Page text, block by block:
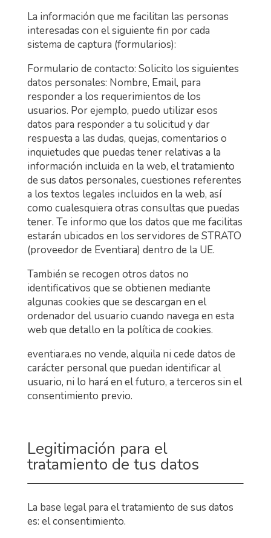
La información que me facilitan las personas
interesadas con el siguiente fin por cada
sistema de captura (formularios):
Formulario de contacto: Solicito los siguientes
datos personales: Nombre, Email, para
responder a los requerimientos de los
usuarios. Por ejemplo, puedo utilizar esos
datos para responder a tu solicitud y dar
respuesta a las dudas, quejas, comentarios o
inquietudes que puedas tener relativas a la
información incluida en la web, el tratamiento
de sus datos personales, cuestiones referentes
a los textos legales incluidos en la web, así
como cualesquiera otras consultas que puedas
tener. Te informo que los datos que me facilitas
estarán ubicados en los servidores de STRATO
(proveedor de Eventiara) dentro de la UE.
También se recogen otros datos no
identificativos que se obtienen mediante
algunas cookies que se descargan en el
ordenador del usuario cuando navega en esta
web que detallo en la política de cookies.
eventiara.es no vende, alquila ni cede datos de
carácter personal que puedan identificar al
usuario, ni lo hará en el futuro, a terceros sin el
consentimiento previo.
Legitimación para el
tratamiento de tus datos
La base legal para el tratamiento de sus datos
es: el consentimiento.